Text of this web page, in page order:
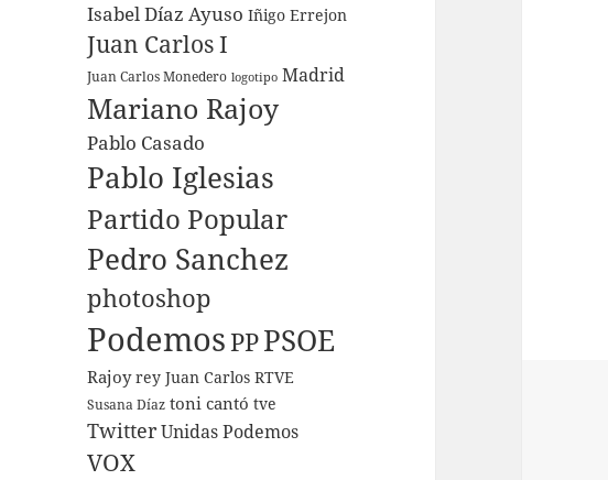
Isabel Díaz Ayuso Iñigo Errejon
Juan Carlos I
Juan Carlos Monedero logotipo Madrid
Mariano Rajoy
Pablo Casado
Pablo Iglesias
Partido Popular
Pedro Sanchez
photoshop
PodemosPPPSOE
Rajoy rey Juan Carlos RTVE
Susana Díaz toni cantó tve
TwitterUnidas Podemos
VOX